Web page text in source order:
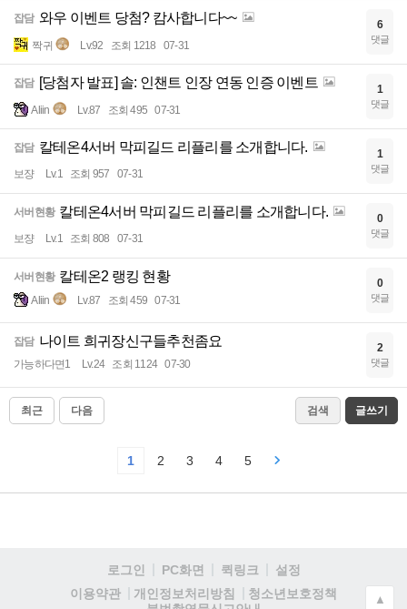
잡담 와우 이벤트 당첨? 캄사합니다~~
짝귀 Lv.92 조회 1218 07-31
6
댓글
잡담 [당첨자 발표] 솔: 인챈트 인장 연동 인증 이벤트
Aliin Lv.87 조회 495 07-31
1
댓글
잡담 칼테온4서버 막피길드 리플리를 소개합니다.
보쟝 Lv.1 조회 957 07-31
1
댓글
서버현황 칼테온4서버 막피길드 리플리를 소개합니다.
보쟝 Lv.1 조회 808 07-31
0
댓글
서버현황 칼테온2 랭킹 현황
Aliin Lv.87 조회 459 07-31
0
댓글
잡담 나이트 희귀장신구들추천좀요
가능하다면1 Lv.24 조회 1124 07-30
2
댓글
최근 다음 검색 글쓰기
1 2 3 4 5
로그인 PC화면 퀵링크
설정
이용약관
개인정보처리방침
청소년보호정책
▲